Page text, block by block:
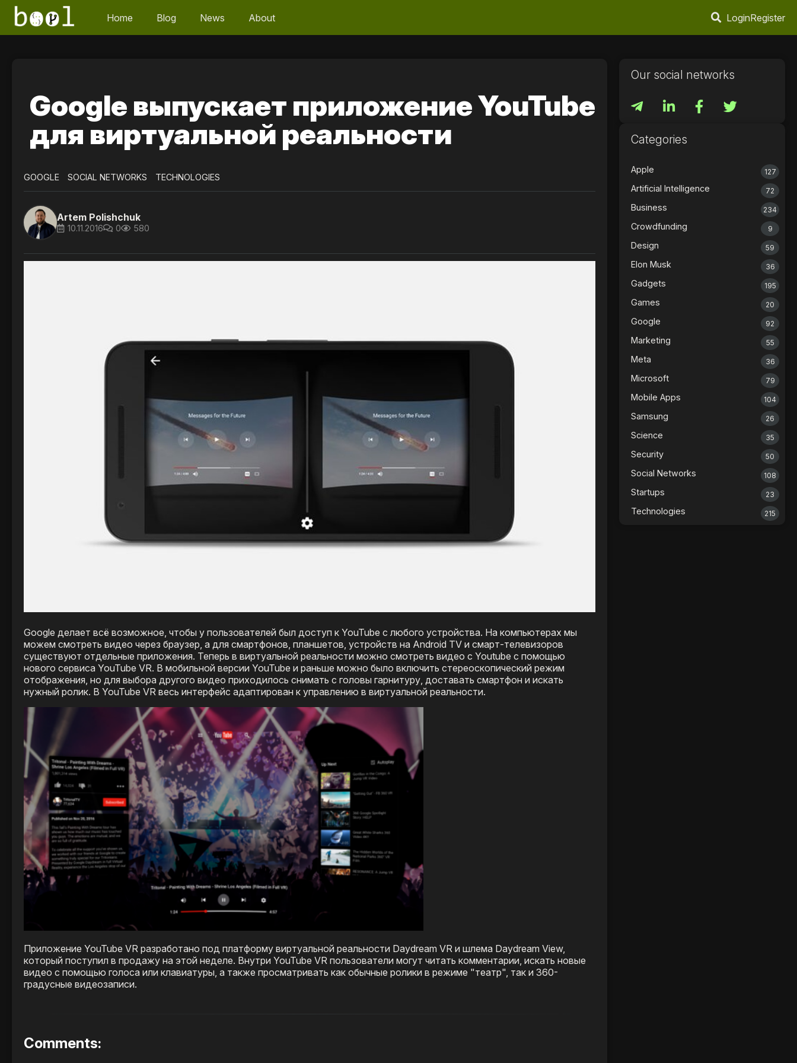
Home Blog News About LoginRegister
Google выпускает приложение YouTube
для виртуальной реальности
GOOGLE SOCIAL NETWORKS TECHNOLOGIES
Artem Polishchuk
10.11.2016 0 580
Google делает всё возможное, чтобы у пользователей был доступ к YouTube с любого устройства. На компьютерах мы
можем смотреть видео через браузер, а для смартфонов, планшетов, устройств на Android TV и смарт-телевизоров
существуют отдельные приложения. Теперь в виртуальной реальности можно смотреть видео с Youtube с помощью
нового сервиса YouTube VR. В мобильной версии YouTube и раньше можно было включить стереоскопический режим
отображения, но для выбора другого видео приходилось снимать с головы гарнитуру, доставать смартфон и искать
нужный ролик. В YouTube VR весь интерфейс адаптирован к управлению в виртуальной реальности.
Приложение YouTube VR разработано под платформу виртуальной реальности Daydream VR и шлема Daydream View,
который поступил в продажу на этой неделе. Внутри YouTube VR пользователи могут читать комментарии, искать новые
видео с помощью голоса или клавиатуры, а также просматривать как обычные ролики в режиме "театр", так и 360-
градусные видеозаписи.
Comments:
Our social networks
Categories
Apple 127
Artificial Intelligence 72
Business 234
Crowdfunding 9
Design 59
Elon Musk 36
Gadgets 195
Games 20
Google 92
Marketing 55
Meta 36
Microsoft 79
Mobile Apps 104
Samsung 26
Science 35
Security 50
Social Networks 108
Startups 23
Technologies 215